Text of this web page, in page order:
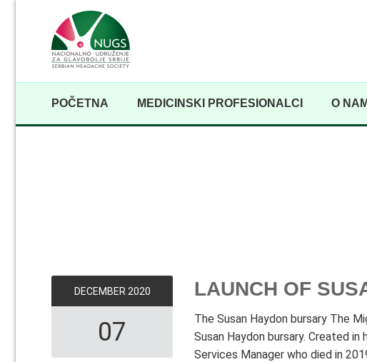
POČETNA MEDICINSKI PROFESIONALCI O
DECEMBER 2020
07
LAUNCH OF
The Susan Haydon bursary The
Susan Haydon bursary. Created
Services Manager who died in